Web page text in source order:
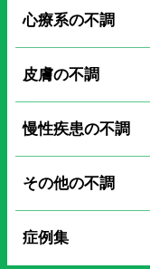
心療系の不調
皮膚の不調
慢性疾患の不調
その他の不調
症例集